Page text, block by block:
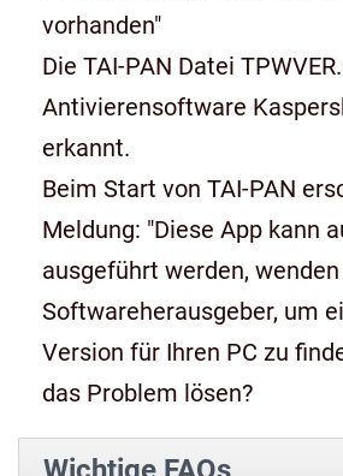
vorhanden"
Die TAI-PAN Datei
Antivierensoftware
erkannt.
Beim Start von TAI-PAN
Meldung: "Diese App kann auf
ausgeführt werden,
Softwareherausgeber, um
Version für Ihren PC zu
das Problem lösen?